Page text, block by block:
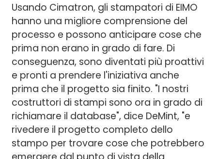
Usando Cimatron, gli stampatori di EIMO
hanno una migliore comprensione del
processo e possono anticipare cose che
prima non erano in grado di fare. Di
conseguenza, sono diventati più proattivi
e pronti a prendere l'iniziativa anche
prima che il progetto sia finito. "I nostri
costruttori di stampi sono ora in grado di
richiamare il database", dice DeMint, "e
rivedere il progetto completo dello
stampo per trovare cose che potrebbero